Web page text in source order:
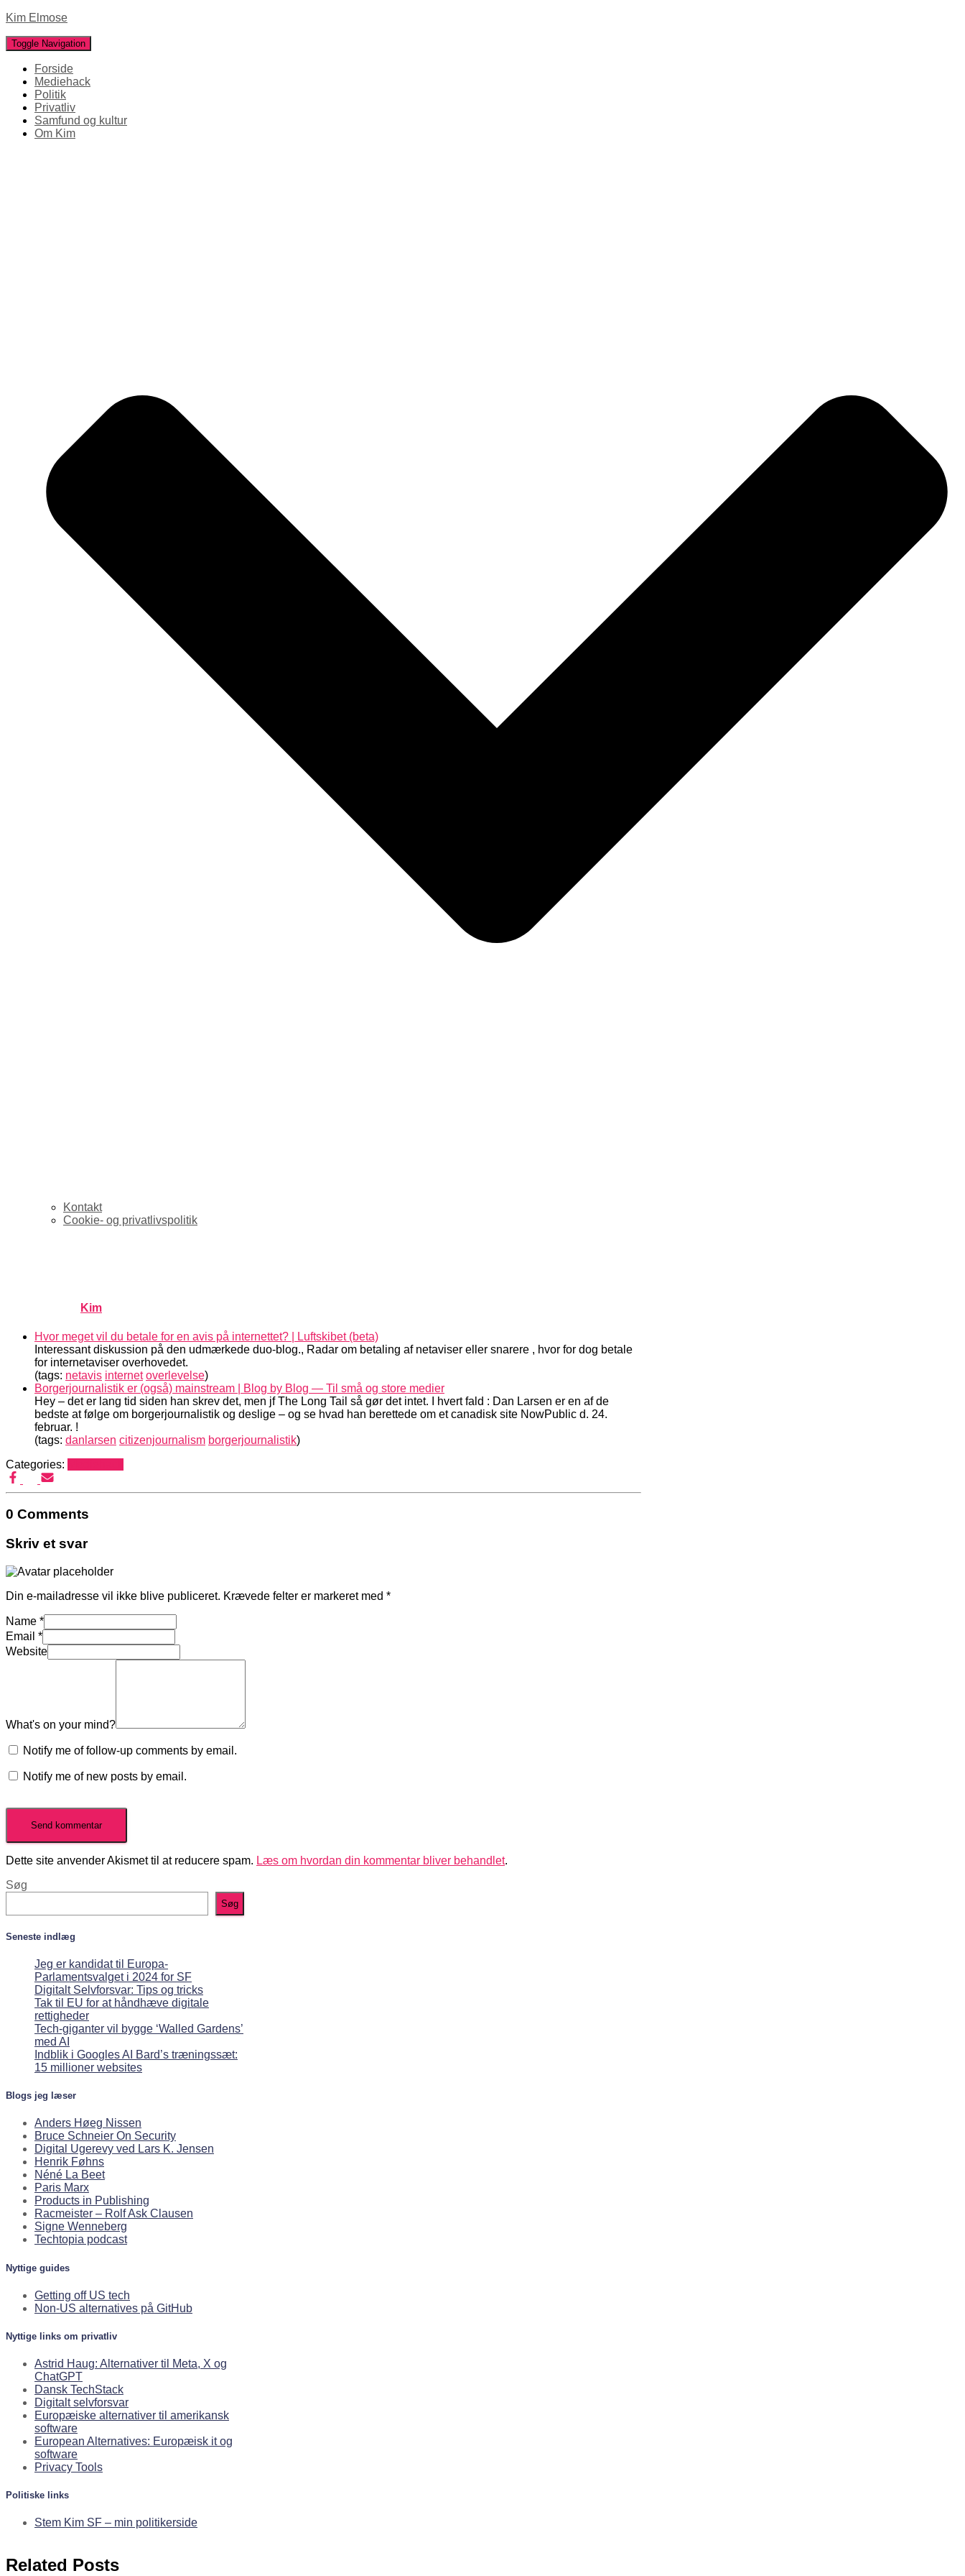
Kim Elmose
Toggle Navigation
Forside
Mediehack
Politik
Privatliv
Samfund og kultur
Om Kim
Kontakt
Cookie- og privatlivspolitik
Kim
Hvor meget vil du betale for en avis på internettet? | Luftskibet (beta)
Interessant diskussion på den udmærkede duo-blog., Radar om betaling af netaviser eller snarere , hvor for dog betale
for internetaviser overhovedet.
(tags: netavis internet overlevelse)
Borgerjournalistik er (også) mainstream | Blog by Blog — Til små og store medier
Hey – det er lang tid siden han skrev det, men jf The Long Tail så gør det intet. I hvert fald : Dan Larsen er en af de
bedste at følge om borgerjournalistik og deslige – og se hvad han berettede om et canadisk site NowPublic d. 24.
februar. !
(tags: danlarsen citizenjournalism borgerjournalistik)
Categories:
0 Comments
Skriv et svar
Din e-mailadresse vil ikke blive publiceret. Krævede felter er markeret med *
Name *
Email *
Website
What's on your mind?
Notify me of follow-up comments by email.
Notify me of new posts by email.
Dette site anvender Akismet til at reducere spam. Læs om hvordan din kommentar bliver behandlet.
Søg
Søg
Seneste indlæg
Jeg er kandidat til Europa-
Parlamentsvalget i 2024 for SF
Digitalt Selvforsvar: Tips og tricks
Tak til EU for at håndhæve digitale
rettigheder
Tech-giganter vil bygge ‘Walled Gardens’
med AI
Indblik i Googles AI Bard’s træningssæt:
15 millioner websites
Blogs jeg læser
Anders Høeg Nissen
Bruce Schneier On Security
Digital Ugerevy ved Lars K. Jensen
Henrik Føhns
Néné La Beet
Paris Marx
Products in Publishing
Racmeister – Rolf Ask Clausen
Signe Wenneberg
Techtopia podcast
Nyttige guides
Getting off US tech
Non-US alternatives på GitHub
Nyttige links om privatliv
Astrid Haug: Alternativer til Meta, X og
ChatGPT
Dansk TechStack
Digitalt selvforsvar
Europæiske alternativer til amerikansk
software
European Alternatives: Europæisk it og
software
Privacy Tools
Politiske links
Stem Kim SF – min politikerside
Related Posts